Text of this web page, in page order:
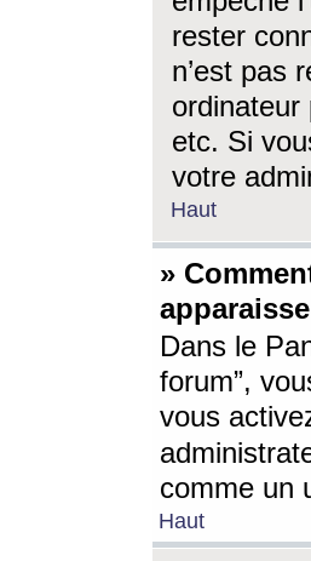
rester
n’est pas
ordinateur
etc. Si
votre
Haut
»
Dans le
forum”,
vous
comme un
Haut